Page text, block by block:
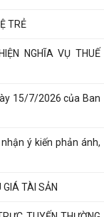
TRẺ
NGHĨA VỤ THUẾ
15/7/2026 của Ban
ý kiến phản ánh,